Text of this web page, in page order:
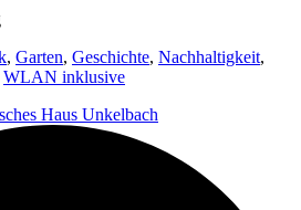
, Garten, Geschichte, Nachhaltigkeit,
WLAN inklusive